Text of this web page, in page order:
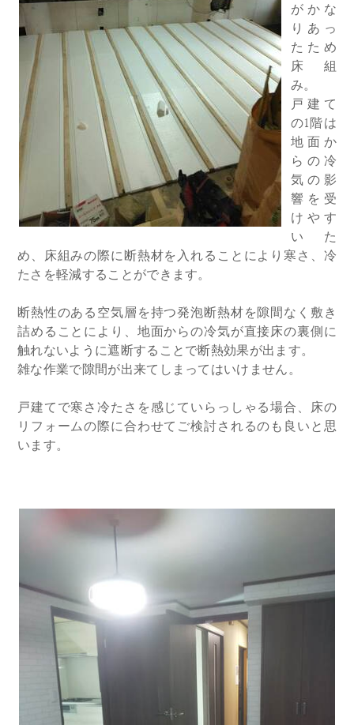
がかな
りあっ
たため
床組
み。
戸建て
の1階は
地面か
らの冷
気の影
響を受
けやす
いた
め、床組みの際に断熱材を入れることにより寒さ、冷
たさを軽減することができます。
断熱性のある空気層を持つ発泡断熱材を隙間なく敷き
詰めることにより、地面からの冷気が直接床の裏側に
触れないように遮断することで断熱効果が出ます。
​雑な作業で隙間が出来てしまってはいけません。
戸建てで寒さ冷たさを感じていらっしゃる場合、床の
リフォームの際に合わせてご検討されるのも良いと思
います。